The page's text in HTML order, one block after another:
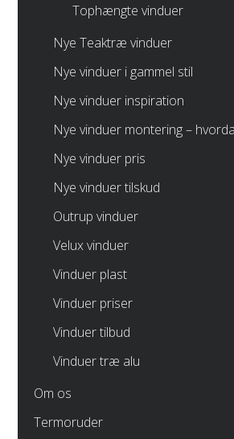
Tophængte vinduer
Nye Teaktræ vinduer
Nye vinduer i gammel stil
Nye vinduer inspiration
Nye vinduer montering –
Nye vinduer pris
Nye vinduer tilskud
Outrup vinduer
Velux vinduer
Vinduer plast
Vinduer priser
Vinduer tilbud
Vinduer træ alu
Om os
Termoruder